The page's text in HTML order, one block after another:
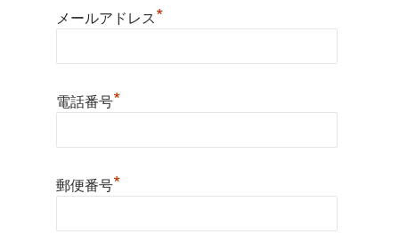
メールアドレス*
電話番号*
郵便番号*